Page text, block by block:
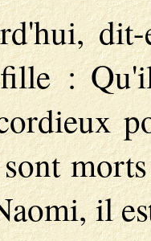
:
il